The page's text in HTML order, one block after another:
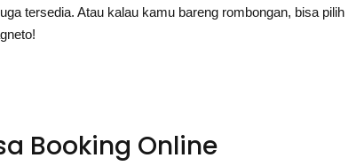
tersedia. Atau kalau kamu bareng rombongan, bisa pilih
Booking Online